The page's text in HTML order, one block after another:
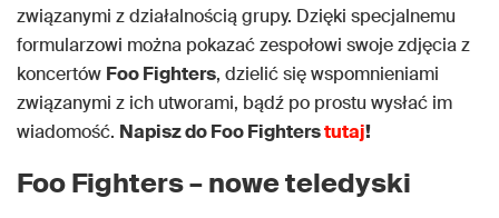
związanymi z działalnością grupy. Dzięki specjalnemu
formularzowi można pokazać zespołowi swoje zdjęcia z
koncertów Foo Fighters, dzielić się wspomnieniami
związanymi z ich utworami, bądź po prostu wysłać im
wiadomość. Napisz do Foo Fighterstutaj!
Foo Fighters – nowe teledyski